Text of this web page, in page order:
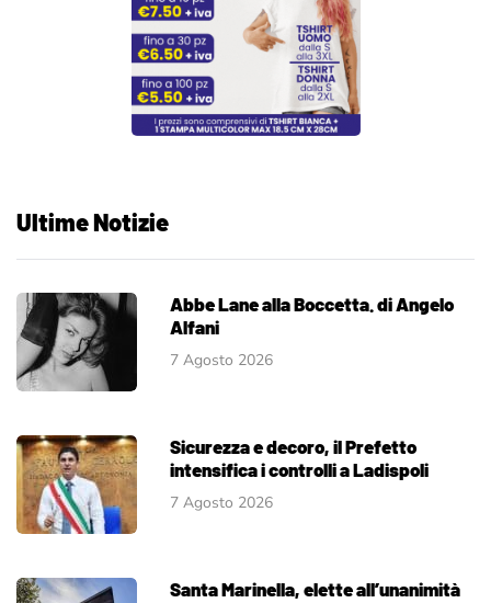
Ultime Notizie
Abbe Lane alla Boccetta. di Angelo
Alfani
7 Agosto 2026
Sicurezza e decoro, il Prefetto
intensifica i controlli a Ladispoli
7 Agosto 2026
Santa Marinella, elette all’unanimità